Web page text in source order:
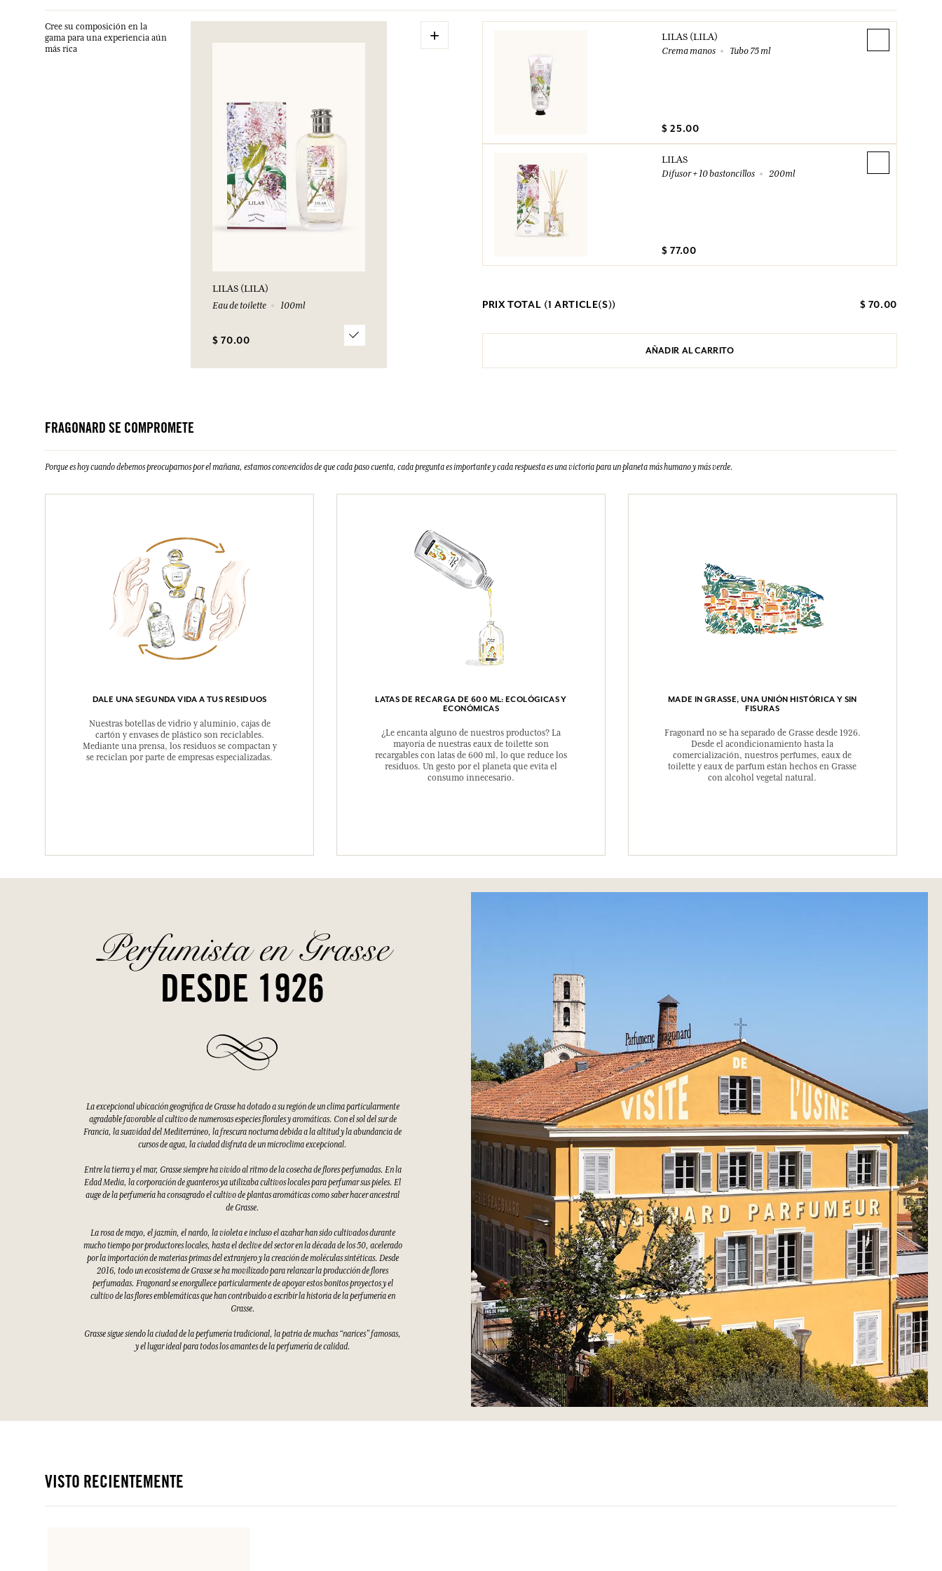
Cree su composición en la
gama para una experiencia aún
más rica
LILAS (LILA)
Eau de toilette
100ml
$ 70.00
+
LILAS (LILA)
Crema manos
Tubo 75 ml
$ 25.00
LILAS
Difusor + 10 bastoncillos
200ml
$ 77.00
PRIX TOTAL (1 ARTICLE(S)) $ 70.00
AÑADIR AL CARRITO
FRAGONARD SE COMPROMETE
Porque es hoy cuando debemos preocuparnos por el mañana, estamos convencidos de que cada paso cuenta, cada pregunta es importante y cada respuesta es una victoria para un planeta más humano y más verde.
DALE UNA SEGUNDA VIDA A TUS RESIDUOS
Nuestras botellas de vidrio y aluminio, cajas de
cartón y envases de plástico son reciclables.
Mediante una prensa, los residuos se compactan y
se reciclan por parte de empresas especializadas.
LATAS DE RECARGA DE 600 ML: ECOLÓGICAS Y
ECONÓMICAS
¿Le encanta alguno de nuestros productos? La
mayoría de nuestras eaux de toilette son
recargables con latas de 600 ml, lo que reduce los
residuos. Un gesto por el planeta que evita el
consumo innecesario.
MADE IN GRASSE, UNA UNIÓN HISTÓRICA Y SIN
FISURAS
Fragonard no se ha separado de Grasse desde 1926.
Desde el acondicionamiento hasta la
comercialización, nuestros perfumes, eaux de
toilette y eaux de parfum están hechos en Grasse
con alcohol vegetal natural.
Perfumista en Grasse
DESDE 1926
La excepcional ubicación geográfica de Grasse ha dotado a su región de un clima particularmente
agradable favorable al cultivo de numerosas especies florales y aromáticas. Con el sol del sur de
Francia, la suavidad del Mediterráneo, la frescura nocturna debida a la altitud y la abundancia de
cursos de agua, la ciudad disfruta de un microclima excepcional.
Entre la tierra y el mar, Grasse siempre ha vivido al ritmo de la cosecha de flores perfumadas. En la
Edad Media, la corporación de guanteros ya utilizaba cultivos locales para perfumar sus pieles. El
auge de la perfumería ha consagrado el cultivo de plantas aromáticas como saber hacer ancestral
de Grasse.
La rosa de mayo, el jazmín, el nardo, la violeta e incluso el azahar han sido cultivados durante
mucho tiempo por productores locales, hasta el declive del sector en la década de los 50, acelerado
por la importación de materias primas del extranjero y la creación de moléculas sintéticas. Desde
2016, todo un ecosistema de Grasse se ha movilizado para relanzar la producción de flores
perfumadas. Fragonard se enorgullece particularmente de apoyar estos bonitos proyectos y el
cultivo de las flores emblemáticas que han contribuido a escribir la historia de la perfumería en
Grasse.
Grasse sigue siendo la ciudad de la perfumería tradicional, la patria de muchas “narices” famosas,
y el lugar ideal para todos los amantes de la perfumería de calidad.
VISTO RECIENTEMENTE